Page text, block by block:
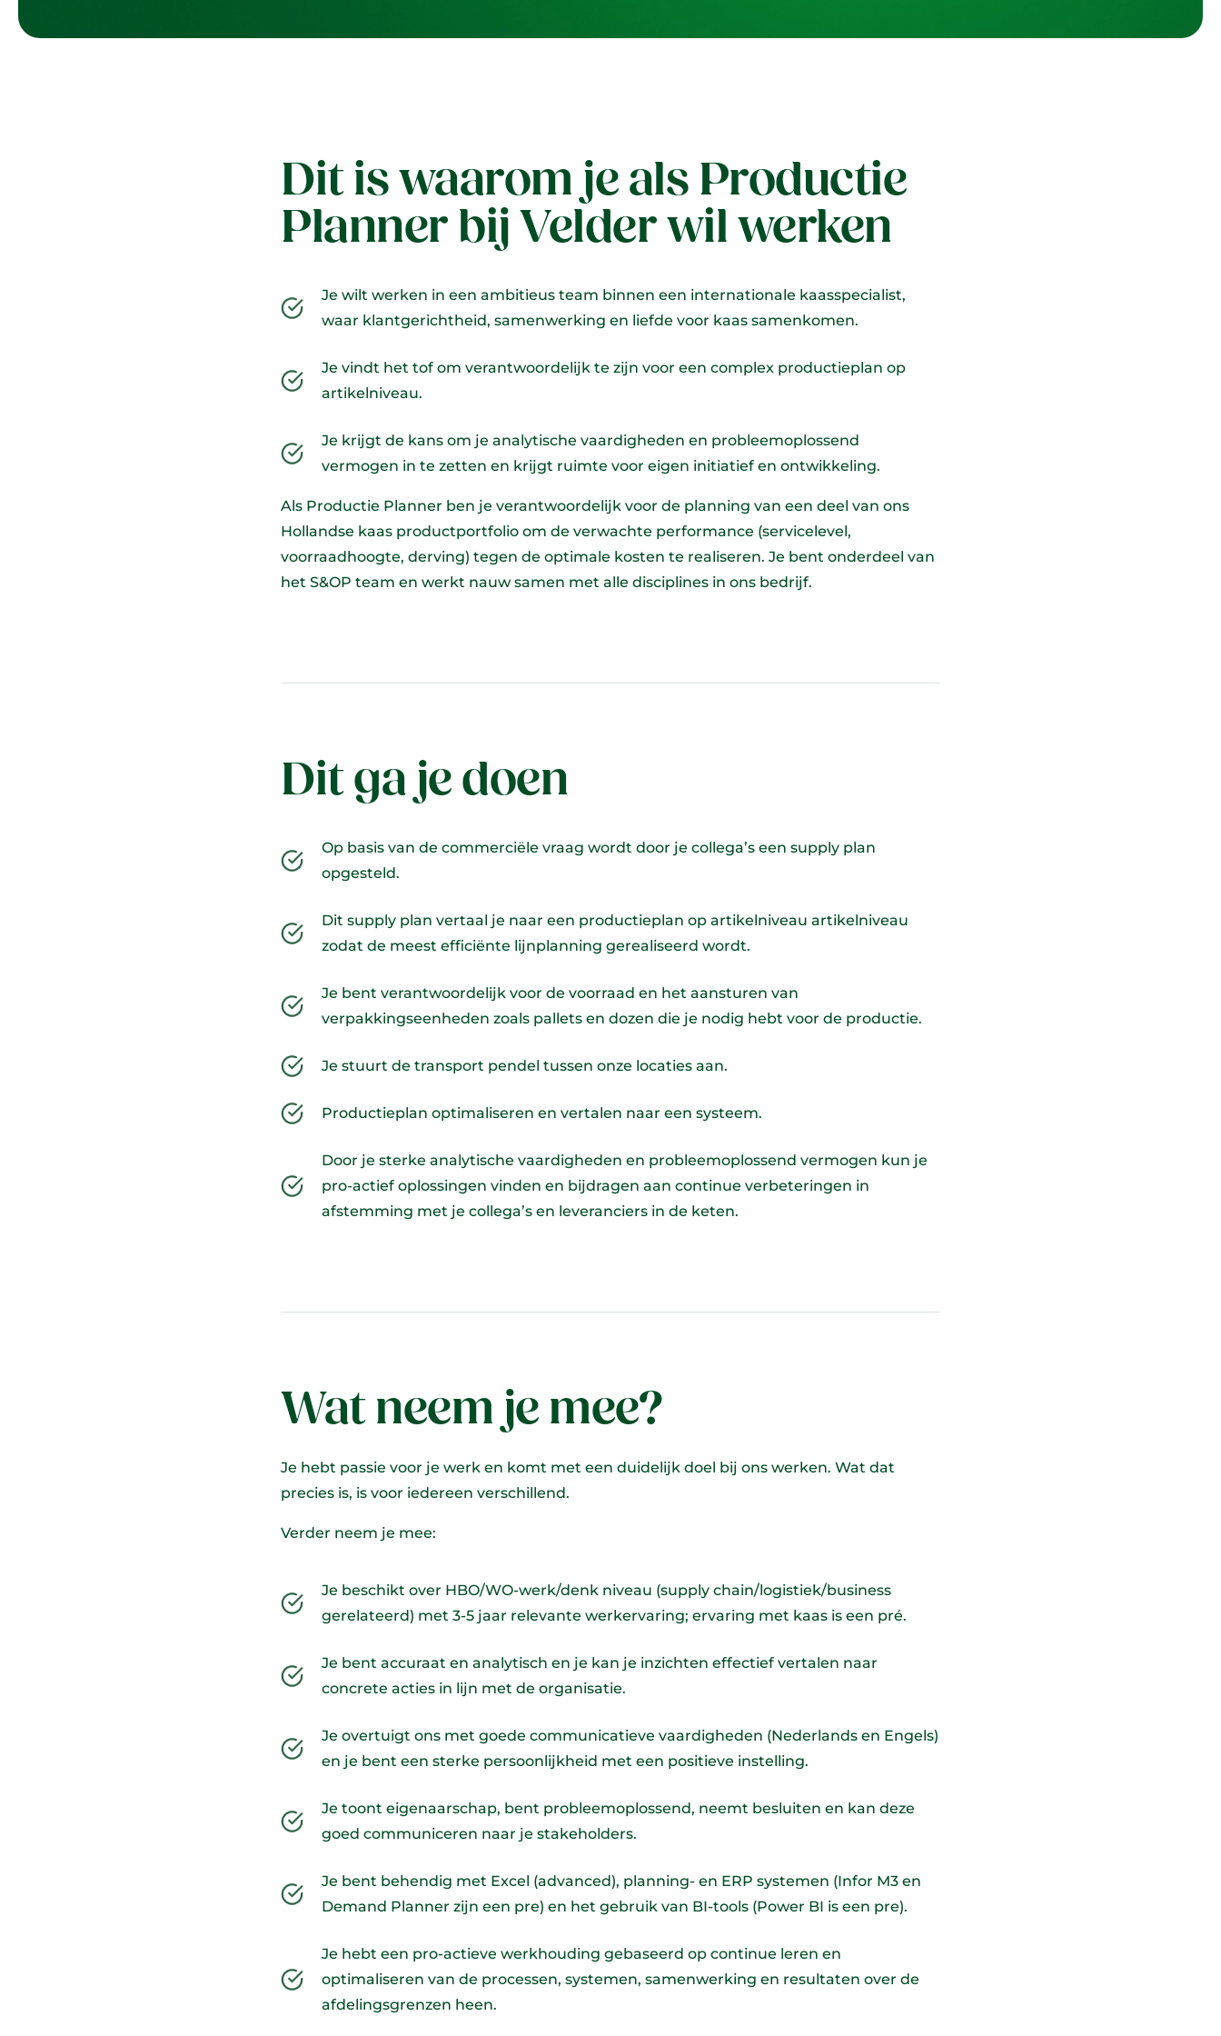
Dit is waarom je als Productie
Planner bij Velder wil werken
Je wilt werken in een ambitieus team binnen een internationale kaasspecialist,
waar klantgerichtheid, samenwerking en liefde voor kaas samenkomen.
Je vindt het tof om verantwoordelijk te zijn voor een complex productieplan op
artikelniveau.
Je krijgt de kans om je analytische vaardigheden en probleemoplossend
vermogen in te zetten en krijgt ruimte voor eigen initiatief en ontwikkeling.
Als Productie Planner ben je verantwoordelijk voor de planning van een deel van ons
Hollandse kaas productportfolio om de verwachte performance (servicelevel,
voorraadhoogte, derving) tegen de optimale kosten te realiseren. Je bent onderdeel van
het S&OP team en werkt nauw samen met alle disciplines in ons bedrijf.
Dit ga je doen
Op basis van de commerciële vraag wordt door je collega’s een supply plan
opgesteld.
Dit supply plan vertaal je naar een productieplan op artikelniveau artikelniveau
zodat de meest efficiënte lijnplanning gerealiseerd wordt.
Je bent verantwoordelijk voor de voorraad en het aansturen van
verpakkingseenheden zoals pallets en dozen die je nodig hebt voor de productie.
Je stuurt de transport pendel tussen onze locaties aan.
Productieplan optimaliseren en vertalen naar een systeem.
Door je sterke analytische vaardigheden en probleemoplossend vermogen kun je
pro-actief oplossingen vinden en bijdragen aan continue verbeteringen in
afstemming met je collega’s en leveranciers in de keten.
Wat neem je mee?
Je hebt passie voor je werk en komt met een duidelijk doel bij ons werken. Wat dat
precies is, is voor iedereen verschillend.
Verder neem je mee:
Je beschikt over HBO/WO-werk/denk niveau (supply chain/logistiek/business
gerelateerd) met 3-5 jaar relevante werkervaring; ervaring met kaas is een pré.
Je bent accuraat en analytisch en je kan je inzichten effectief vertalen naar
concrete acties in lijn met de organisatie.
Je overtuigt ons met goede communicatieve vaardigheden (Nederlands en Engels)
en je bent een sterke persoonlijkheid met een positieve instelling.
Je toont eigenaarschap, bent probleemoplossend, neemt besluiten en kan deze
goed communiceren naar je stakeholders.
Je bent behendig met Excel (advanced), planning- en ERP systemen (Infor M3 en
Demand Planner zijn een pre) en het gebruik van BI-tools (Power BI is een pre).
Je hebt een pro-actieve werkhouding gebaseerd op continue leren en
optimaliseren van de processen, systemen, samenwerking en resultaten over de
afdelingsgrenzen heen.